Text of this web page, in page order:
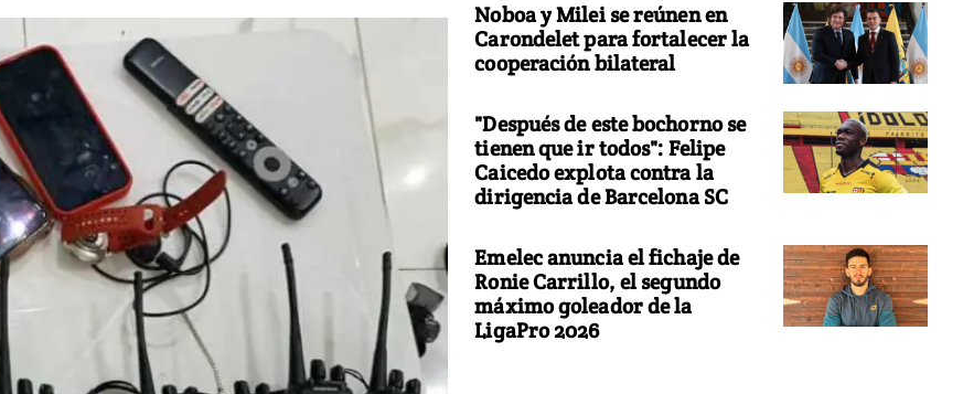
Noboa y Milei se reúnen en
Carondelet para fortalecer la
cooperación bilateral
"Después de este bochorno se
tienen que ir todos": Felipe
Caicedo explota contra la
dirigencia de Barcelona SC
Emelec anuncia el fichaje de
Ronie Carrillo, el segundo
máximo goleador de la
LigaPro 2026